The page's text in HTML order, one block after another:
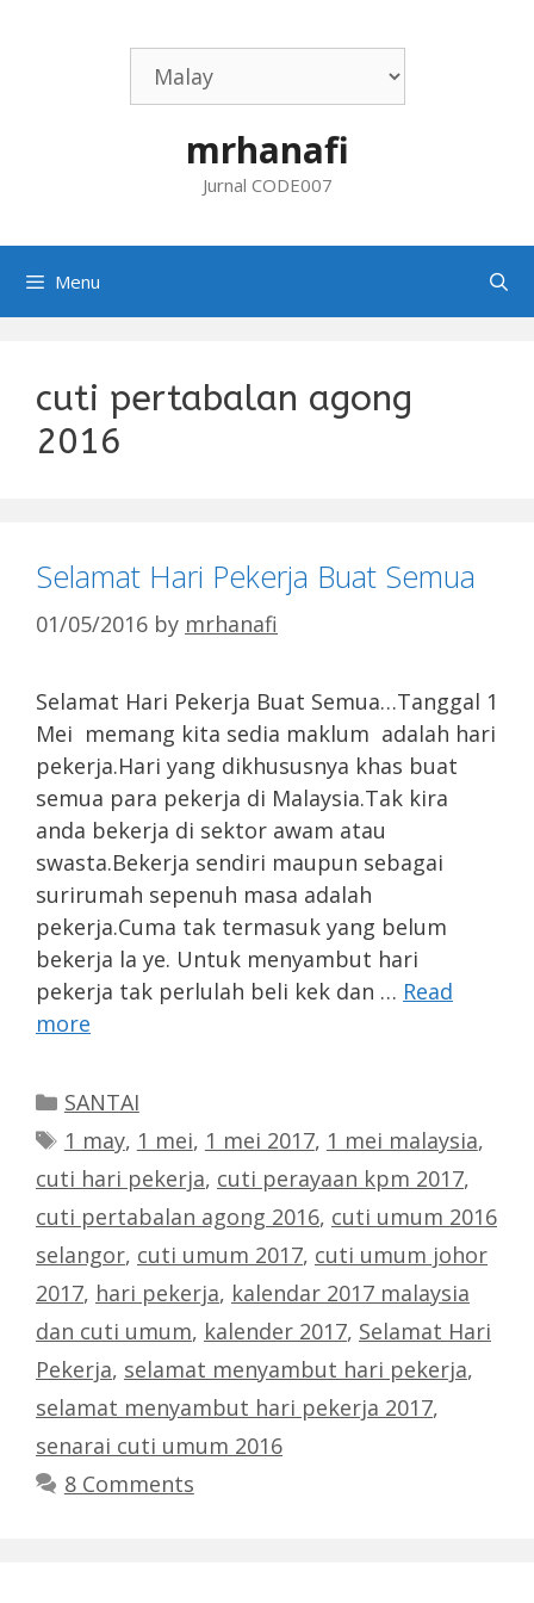
mrhanafi
Jurnal CODE007
Menu
cuti pertabalan agong
2016
Selamat Hari Pekerja Buat Semua
01/05/2016 by mrhanafi
Selamat Hari Pekerja Buat Semua…Tanggal 1
Mei memang kita sedia maklum adalah hari
pekerja.Hari yang dikhususnya khas buat
semua para pekerja di Malaysia.Tak kira
anda bekerja di sektor awam atau
swasta.Bekerja sendiri maupun sebagai
surirumah sepenuh masa adalah
pekerja.Cuma tak termasuk yang belum
bekerja la ye. Untuk menyambut hari
pekerja tak perlulah beli kek dan … Read
more
Categories
SANTAI
Tags
1 may, 1 mei, 1 mei 2017, 1 mei malaysia,
cuti hari pekerja, cuti perayaan kpm 2017,
cuti pertabalan agong 2016, cuti umum 2016
selangor, cuti umum 2017, cuti umum johor
2017, hari pekerja, kalendar 2017 malaysia
dan cuti umum, kalender 2017, Selamat Hari
Pekerja, selamat menyambut hari pekerja,
selamat menyambut hari pekerja 2017,
senarai cuti umum 2016
8 Comments